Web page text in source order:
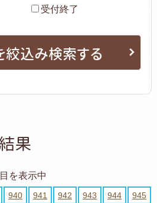
受付終了
絞込み検索する
果
を表示中
940 941 942 943 944
945